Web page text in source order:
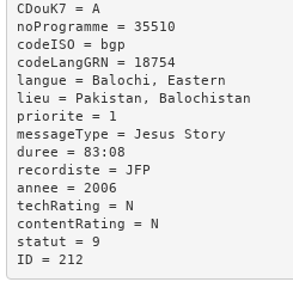
CDouK7 = A
noProgramme = 35510
codeISO = bgp
codeLangGRN = 18754
langue = Balochi, Eastern
lieu = Pakistan, Balochistan
priorite = 1
messageType = Jesus Story
duree = 83:08
recordiste = JFP
annee = 2006
techRating = N
contentRating = N
statut = 9